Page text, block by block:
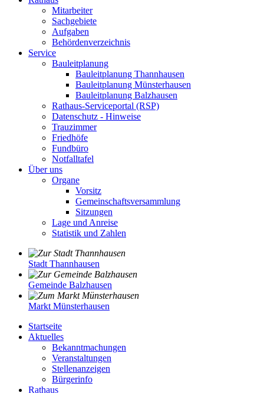
Mitarbeiter
Sachgebiete
Aufgaben
Behördenverzeichnis
Service
Bauleitplanung
Bauleitplanung Thannhausen
Bauleitplanung Münsterhausen
Bauleitplanung Balzhausen
Rathaus-Serviceportal (RSP)
Datenschutz - Hinweise
Trauzimmer
Friedhöfe
Fundbüro
Notfalltafel
Über uns
Organe
Vorsitz
Gemeinschaftsversammlung
Sitzungen
Lage und Anreise
Statistik und Zahlen
Stadt Thannhausen
Gemeinde Balzhausen
Markt Münsterhausen
Startseite
Aktuelles
Bekanntmachungen
Veranstaltungen
Stellenanzeigen
Bürgerinfo
Rathaus